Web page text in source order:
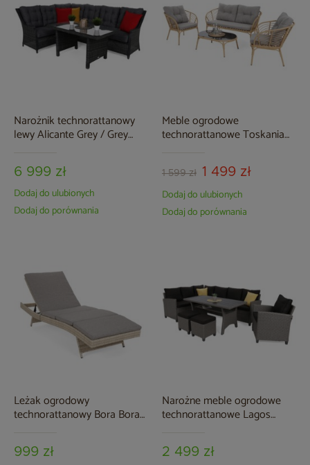
Narożnik technorattanowy
lewy Alicante Grey / Grey
6 999 zł
Dodaj do ulubionych
Dodaj do porównania
Meble ogrodowe
technorattanowe Toskania
1 599 zł 1 499 zł
Dodaj do ulubionych
Dodaj do porównania
Leżak ogrodowy
technorattanowy Bora Bora
poduszką
999 zł
Narożne meble ogrodowe
technorattanowe Lagos
2 499 zł